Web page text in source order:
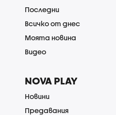
Последни
Всичко от днес
Моята новина
Видео
NOVA PLAY
Новини
Предавания